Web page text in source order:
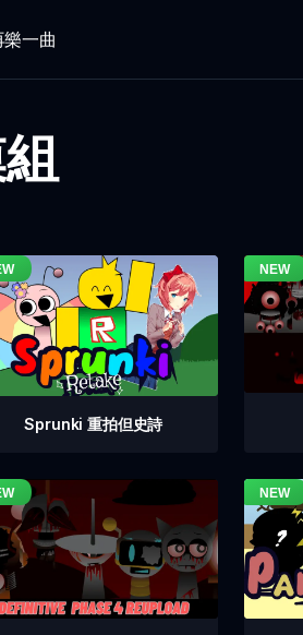
一曲
Sprunki 重拍但史詩